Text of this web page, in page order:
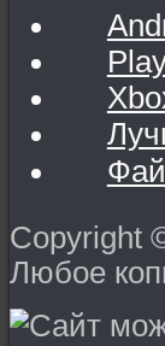
Copyright
Любое